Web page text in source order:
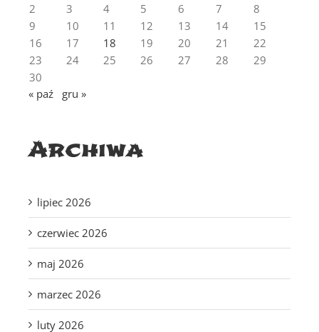
2
3 4 5 6 7
8
9
10 11 12 13 14
15
16
17 18 19 20 21
22
23
24 25 26 27 28
29
30
« paź
gru »
Archiwa
lipiec 2026
czerwiec 2026
maj 2026
marzec 2026
luty 2026